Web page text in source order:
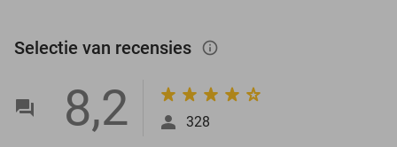
Selectie van recensies info_outlined
8,2 328